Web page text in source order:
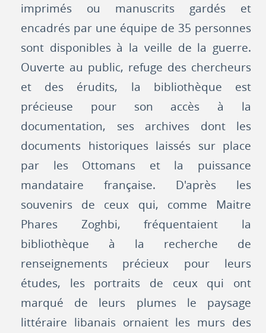
imprimés ou manuscrits gardés et
encadrés par une équipe de 35 personnes
sont disponibles à la veille de la guerre.
Ouverte au public, refuge des chercheurs
et des érudits, la bibliothèque est
précieuse pour son accès à la
documentation, ses archives dont les
documents historiques laissés sur place
par les Ottomans et la puissance
mandataire française. D'après les
souvenirs de ceux qui, comme Maitre
Phares Zoghbi, fréquentaient la
bibliothèque à la recherche de
renseignements précieux pour leurs
études, les portraits de ceux qui ont
marqué de leurs plumes le paysage
littéraire libanais ornaient les murs des